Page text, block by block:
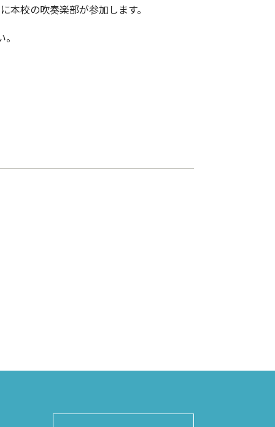
校の吹奏楽部が参加します。